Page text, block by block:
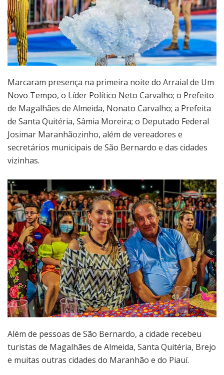
Marcaram presença na primeira noite do Arraial de Um
Novo Tempo, o Líder Político Neto Carvalho; o Prefeito
de Magalhães de Almeida, Nonato Carvalho; a Prefeita
de Santa Quitéria, Sâmia Moreira; o Deputado Federal
Josimar Maranhãozinho, além de vereadores e
secretários municipais de São Bernardo e das cidades
vizinhas.
Além de pessoas de São Bernardo, a cidade recebeu
turistas de Magalhães de Almeida, Santa Quitéria, Brejo
e muitas outras cidades do Maranhão e do Piauí.